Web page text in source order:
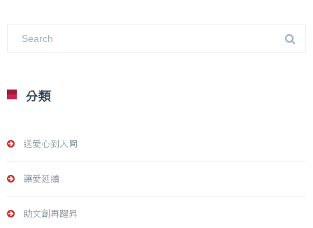
分類
送愛心到人間
讓愛延續
助文創再躍昇